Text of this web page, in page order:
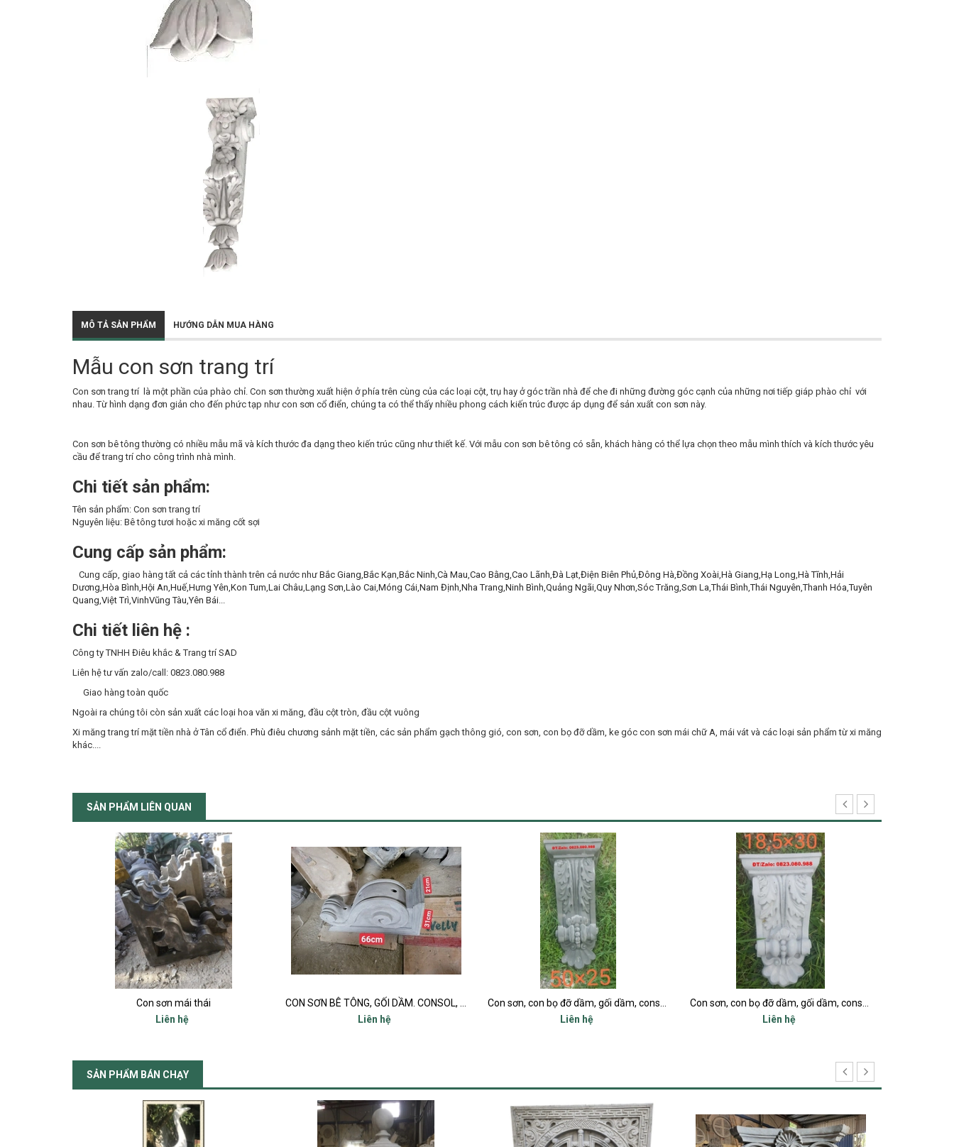
MÔ TẢ SẢN PHẨM HƯỚNG DẪN MUA HÀNG
Mẫu con sơn trang trí
Con sơn trang trí là một phần của phào chỉ. Con sơn thường xuất hiện ở phía trên cùng của các loại cột, trụ hay ở góc trần nhà để che đi những đường góc cạnh của những nơi tiếp giáp phào chỉ với
nhau. Từ hình dạng đơn giản cho đến phức tạp như con sơn cổ điển, chúng ta có thể thấy nhiều phong cách kiến trúc được áp dụng để sản xuất con sơn này.
Con sơn bê tông thường có nhiều mẫu mã và kích thước đa dạng theo kiến trúc cũng như thiết kế. Với mẫu con sơn bê tông có sẵn, khách hàng có thể lựa chọn theo mẫu mình thích và kích thước yêu
cầu để trang trí cho công trình nhà mình.
Chi tiết sản phẩm:
Tên sản phẩm: Con sơn trang trí
Nguyên liệu: Bê tông tươi hoặc xi măng cốt sợi
Cung cấp sản phẩm:
Cung cấp, giao hàng tất cả các tỉnh thành trên cả nước như Bắc Giang,Bắc Kạn,Bắc Ninh,Cà Mau,Cao Bằng,Cao Lãnh,Đà Lạt,Điện Biên Phủ,Đông Hà,Đồng Xoài,Hà Giang,Hạ Long,Hà Tĩnh,Hải
Dương,Hòa Bình,Hội An,Huế,Hưng Yên,Kon Tum,Lai Châu,Lạng Sơn,Lào Cai,Móng Cái,Nam Định,Nha Trang,Ninh Bình,Quảng Ngãi,Quy Nhơn,Sóc Trăng,Sơn La,Thái Bình,Thái Nguyên,Thanh Hóa,Tuyên
Quang,Việt Trì,VinhVũng Tàu,Yên Bái...
Chi tiết liên hệ :
Công ty TNHH Điêu khắc & Trang trí SAD
Liên hệ tư vấn zalo/call: 0823.080.988
Giao hàng toàn quốc
Ngoài ra chúng tôi còn sản xuất các loại hoa văn xi măng, đầu cột tròn, đầu cột vuông
Xi măng trang trí mặt tiền nhà ở Tân cổ điển. Phù điêu chương sảnh mặt tiền, các sản phẩm gạch thông gió, con sơn, con bọ đỡ dầm, ke góc con sơn mái chữ A, mái vát và các loại sản phẩm từ xi măng
khác....
SẢN PHẨM LIÊN QUAN
Liên hệ
Liên hệ
Liên hệ
Liên hệ
SẢN PHẨM BÁN CHẠY